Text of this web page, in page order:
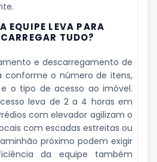
EQUIPE LEVA PARA
TUDO?
e descarregamento de
conforme o número de itens,
o tipo de acesso ao imóvel.
leva de 2 a 4 horas em
com elevador agilizam o
com escadas estreitas ou
próximo podem exigir
da equipe também